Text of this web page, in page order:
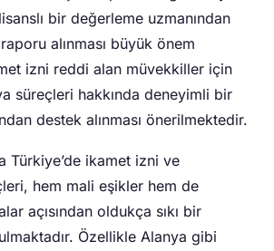
bir değerleme uzmanından
alınması büyük önem
izni reddi alan müvekkiller için
süreçleri hakkında deneyimli bir
destek alınması önerilmektedir.
Türkiye’de ikamet izni ve
hem mali eşikler hem de
açısından oldukça sıkı bir
Özellikle Alanya gibi